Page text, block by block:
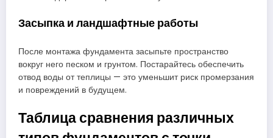
Засыпка и ландшафтные работы
После монтажа фундамента засыпьте пространство
вокруг него песком и грунтом. Постарайтесь обеспечить
отвод воды от теплицы — это уменьшит риск промерзания
и повреждений в будущем.
Таблица сравнения различных